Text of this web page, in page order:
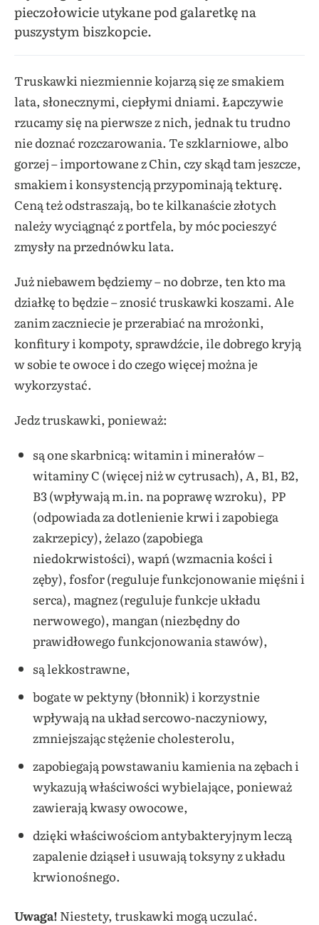
pieczołowicie utykane pod galaretkę na
puszystym biszkopcie.
Truskawki niezmiennie kojarzą się ze smakiem
lata, słonecznymi, ciepłymi dniami. Łapczywie
rzucamy się na pierwsze z nich, jednak tu trudno
nie doznać rozczarowania. Te szklarniowe, albo
gorzej – importowane z Chin, czy skąd tam jeszcze,
smakiem i konsystencją przypominają tekturę.
Ceną też odstraszają, bo te kilkanaście złotych
należy wyciągnąć z portfela, by móc pocieszyć
zmysły na przednówku lata.
Już niebawem będziemy – no dobrze, ten kto ma
działkę to będzie – znosić truskawki koszami. Ale
zanim zaczniecie je przerabiać na mrożonki,
konfitury i kompoty, sprawdźcie, ile dobrego kryją
w sobie te owoce i do czego więcej można je
wykorzystać.
Jedz truskawki, ponieważ:
są one skarbnicą: witamin i minerałów –
witaminy C (więcej niż w cytrusach), A, B1, B2,
B3 (wpływają m.in. na poprawę wzroku), PP
(odpowiada za dotlenienie krwi i zapobiega
zakrzepicy), żelazo (zapobiega
niedokrwistości), wapń (wzmacnia kości i
zęby), fosfor (reguluje funkcjonowanie mięśni i
serca), magnez (reguluje funkcje układu
nerwowego), mangan (niezbędny do
prawidłowego funkcjonowania stawów),
są lekkostrawne,
bogate w pektyny (błonnik) i korzystnie
wpływają na układ sercowo-naczyniowy,
zmniejszając stężenie cholesterolu,
zapobiegają powstawaniu kamienia na zębach i
wykazują właściwości wybielające, ponieważ
zawierają kwasy owocowe,
dzięki właściwościom antybakteryjnym leczą
zapalenie dziąseł i usuwają toksyny z układu
krwionośnego.
Uwaga! Niestety, truskawki mogą uczulać.